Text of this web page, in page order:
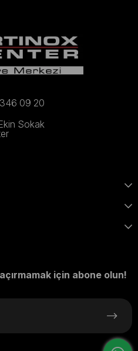
09 20
Sokak
için abone olun!